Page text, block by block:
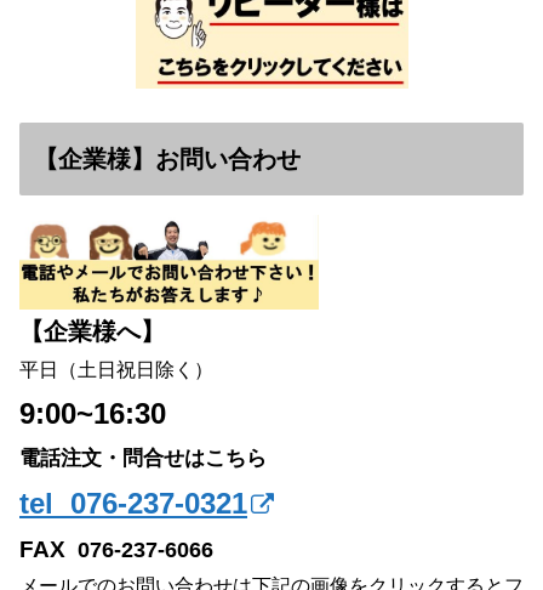
【企業様】お問い合わせ
【企業様へ】
平日（土日祝日除く）
9:00~16:30
電話注文・問合せはこちら
tel 076-237-0321
FAX 076-237-6066